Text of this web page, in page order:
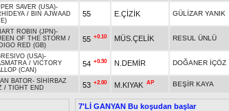
SAVER (USA)-
/ BIN AJWAAD
55 E.ÇİZİK GÜLİZAR YANIK
ROBIN (JPN)-
OF THE STORM /
RED (GB)
55 +0.10 MÜS.ÇELİK RESUL ÜNLÜ
(USA)-
/ VICTORY
(CAN)
54 +0.30 N.DEMİR DOĞANER İÇÖZ
BATOR- SİHİRBAZ
/ TIGHT END 53 +2.00 M.KIYAK AP BEŞİR KAYA
7'Lİ GANYAN Bu koşudan başlar